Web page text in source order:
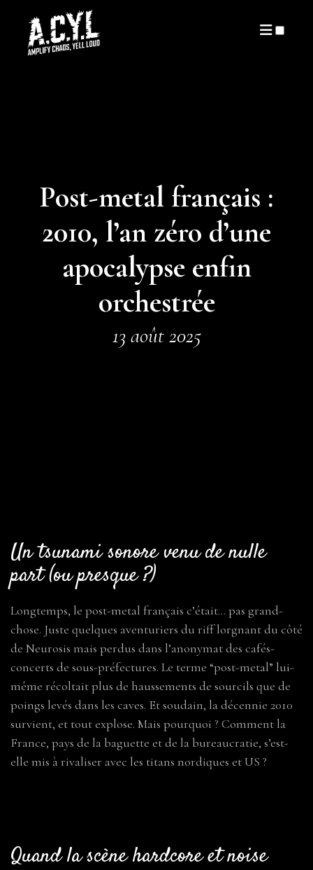
Post-metal français :
2010, l’an zéro d’une
apocalypse enfin
orchestrée
13 août 2025
Un tsunami sonore venu de nulle
part (ou presque ?)
Longtemps, le post-metal français c’était… pas grand-
chose. Juste quelques aventuriers du riff lorgnant du côté
de Neurosis mais perdus dans l’anonymat des cafés-
concerts de sous-préfectures. Le terme “post-metal” lui-
même récoltait plus de haussements de sourcils que de
poings levés dans les caves. Et soudain, la décennie 2010
survient, et tout explose. Mais pourquoi ? Comment la
France, pays de la baguette et de la bureaucratie, s’est-
elle mis à rivaliser avec les titans nordiques et US ?
Quand la scène hardcore et noise